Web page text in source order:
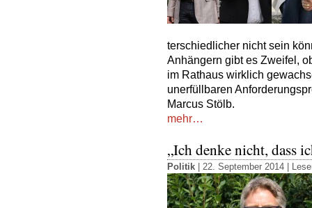
terschiedlicher nicht sein
Anhängern gibt es Zweifel,
im Rathaus wirklich
unerfüllbaren
Marcus Stölb.
mehr…
„Ich denke nicht, dass
Politik | 22. September 2014 |